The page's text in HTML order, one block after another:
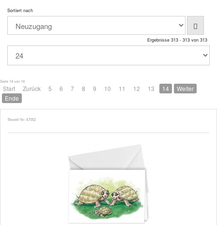
Sortiert nach
Ergebnisse 313 - 313 von 313
Seite 14 von 14
Start Zurück 5 6 7 8 9 10 11 12 13 14
Weiter
Ende
Bestell-Nr. 47052